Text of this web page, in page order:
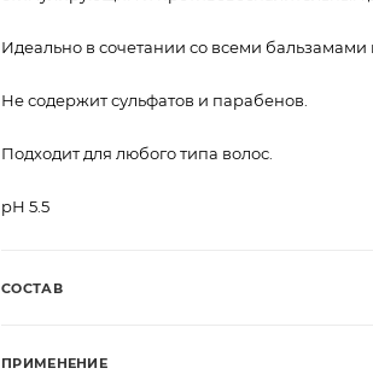
Идеально в сочетании со всеми бальзамами
Не содержит сульфатов и парабенов.
Подходит для любого типа волос.
pН 5.5
СОСТАВ
ПРИМЕНЕНИЕ